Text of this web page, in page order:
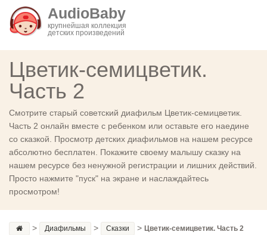
AudioBaby
крупнейшая коллекция
детских произведений
Цветик-семицветик.
Часть 2
Смотрите старый советский диафильм Цветик-семицветик.
Часть 2 онлайн вместе с ребенком или оставьте его наедине
со сказкой. Просмотр детских диафильмов на нашем ресурсе
абсолютно бесплатен. Покажите своему малышу сказку на
нашем ресурсе без ненужной регистрации и лишних действий.
Просто нажмите "пуск" на экране и наслаждайтесь
просмотром!
> Диафильмы > Сказки > Цветик-семицветик. Часть 2